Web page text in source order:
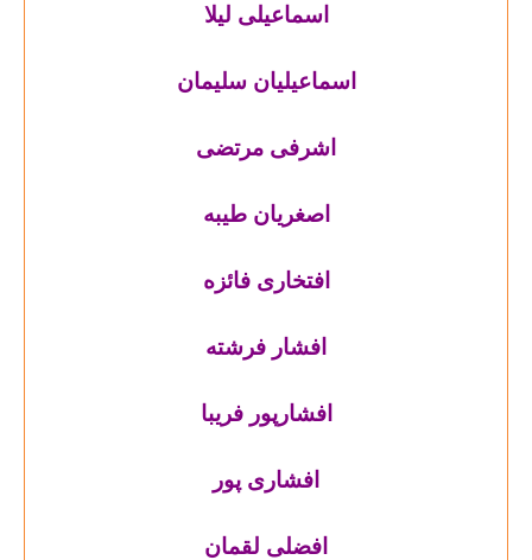
اسماعیلی لیلا
اسماعیلیان سلیمان
اشرفی مرتضی
اصغریان طیبه
افتخاری فائزه
افشار فرشته
افشارپور فریبا
افشاری پور
افضلی لقمان